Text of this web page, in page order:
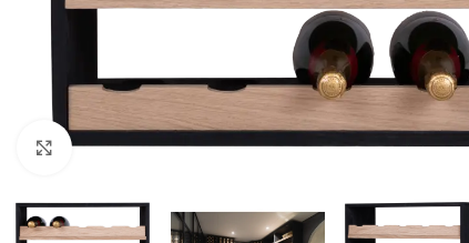
Click to enlarge